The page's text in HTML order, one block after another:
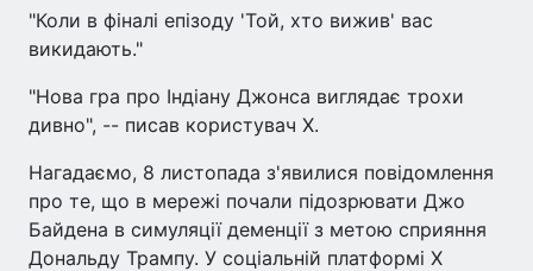
"Коли в фіналі епізоду 'Той, хто вижив' вас
викидають."
"Нова гра про Індіану Джонса виглядає трохи
дивно", -- писав користувач Х.
Нагадаємо, 8 листопада з'явилися повідомлення
про те, що в мережі почали підозрювати Джо
Байдена в симуляції деменції з метою сприяння
Дональду Трампу. У соціальній платформі X